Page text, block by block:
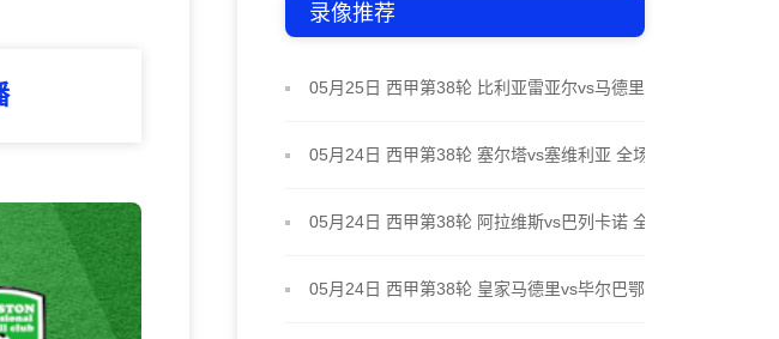
录像推荐
05月25日 西甲第38轮 比利亚雷亚尔vs马德里竞技 全
05月24日 西甲第38轮 塞尔塔vs塞维利亚 全场录像
05月24日 西甲第38轮 阿拉维斯vs巴列卡诺 全场录像
05月24日 西甲第38轮 皇家马德里vs毕尔巴鄂竞技 全